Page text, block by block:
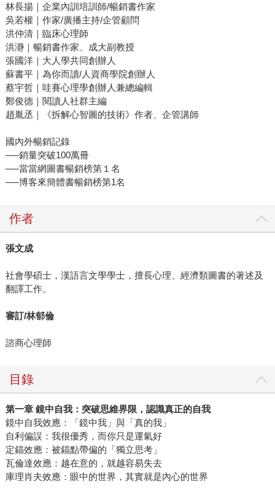
林長揚｜企業內訓培訓師/暢銷書作家
吳若權｜作家/廣播主持/企管顧問
洪仲清｜臨床心理師
洪瀞｜暢銷書作家、成大副教授
張國洋｜大人學共同創辦人
蘇書平｜為你而讀/人資商學院創辦人
蔡宇哲｜哇賽心理學創辦人兼總編輯
鄭俊德｜閱讀人社群主編
趙胤丞｜《拆解心智圖的技術》作者、企管講師
國內外暢銷記錄
──銷量突破100萬冊
──當當網圖書暢銷榜第１名
──博客來簡體書暢銷榜第1名
作者
張文成
社會學碩士，漢語言文學學士，擅長心理、經濟類圖書的著述及
翻譯工作。
審訂/林郁倫
諮商心理師
目錄
第一章 鏡中自我：突破思維界限，認識真正的自我
鏡中自我效應：「鏡中我」與「真的我」
自利偏誤：我很優秀，而你只是運氣好
定錨效應：被錨點帶偏的「獨立思考」
瓦倫達效應：越在意的，就越容易失去
庫理肖夫效應：眼中的世界，其實就是內心的世界